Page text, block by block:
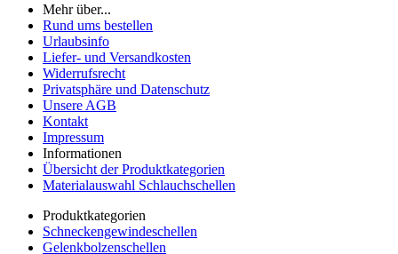
Mehr über...
Rund ums bestellen
Urlaubsinfo
Liefer- und Versandkosten
Widerrufsrecht
Privatsphäre und Datenschutz
Unsere AGB
Kontakt
Impressum
Informationen
Übersicht der Produktkategorien
Materialauswahl Schlauchschellen
Produktkategorien
Schneckengewindeschellen
Gelenkbolzenschellen